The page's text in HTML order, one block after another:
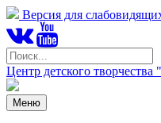
Версия для
Центр детского творчества
Меню